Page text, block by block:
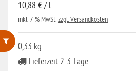
ohne Weizenstärke
10,88 € / l
inkl. 7 % MwSt.zzgl. Versandkosten
0,33 kg
Lieferzeit 2-3 Tage